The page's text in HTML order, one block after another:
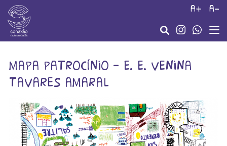
a+ a-
mapa patrocínio – e. e. venina
tavares amaral